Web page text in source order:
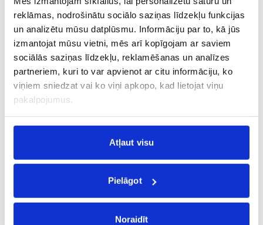
reklāmas, nodrošinātu sociālo saziņas līdzekļu funkcijas
un analizētu mūsu datplūsmu. Informāciju par to, kā jūs
izmantojat mūsu vietni, mēs arī kopīgojam ar saviem
sociālās saziņas līdzekļu, reklamēšanas un analīzes
partneriem, kuri to var apvienot ar citu informāciju, ko
viņiem sniedzat vai ko viņi apkopo, kad lietojat viņu
pakalpojumus.
Atļaut visu
Pielāgot
Noraidīt
09.10, penkt. 20 €
Kreta Chanija CHQ
Tiesioginis Poilsis
01.09, antr. nuo20 €
Bratislava BTS
05.10, pirm.